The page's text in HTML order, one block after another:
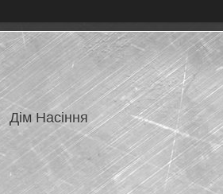
Дім Насіння